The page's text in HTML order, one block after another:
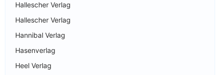
Hallescher Verlag
Hallescher Verlag
Hannibal Verlag
Hasenverlag
Heel Verlag